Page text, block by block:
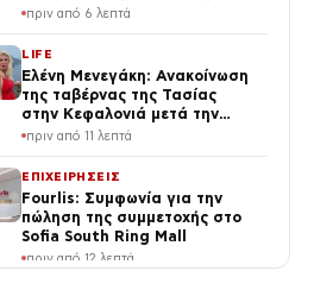
κίνδυνος για φωτιές
πριν από 6 λεπτά
LIFE
Ελένη Μενεγάκη: Ανακοίνωση
της ταβέρνας της Τασίας
στην Κεφαλονιά μετά την
επίσκεψή της
πριν από 11 λεπτά
ΕΠΙΧΕΙΡΗΣΕΙΣ
Fourlis: Συμφωνία για την
πώληση της συμμετοχής στο
Sofia South Ring Mall
πριν από 12 λεπτά